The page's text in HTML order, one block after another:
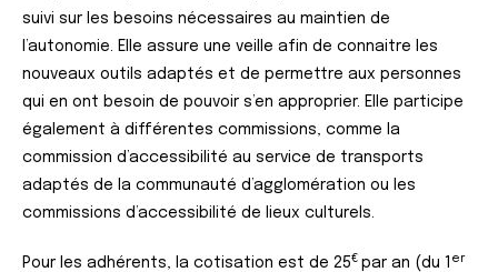
suivi sur les besoins nécessaires au maintien de
l’autonomie. Elle assure une veille afin de connaitre les
nouveaux outils adaptés et de permettre aux personnes
qui en ont besoin de pouvoir s’en approprier. Elle participe
également à différentes commissions, comme la
commission d’accessibilité au service de transports
adaptés de la communauté d’agglomération ou les
commissions d’accessibilité de lieux culturels.
Pour les adhérents, la cotisation est de 25€ par an (du 1 er